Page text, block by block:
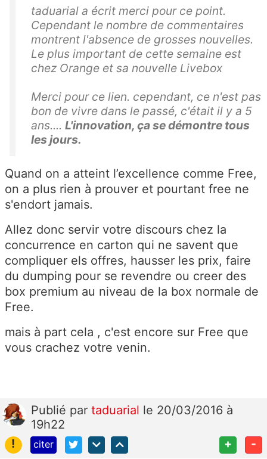
taduarial a écrit merci pour ce point.
Cependant le nombre de commentaires
montrent l'absence de grosses nouvelles.
Le plus important de cette semaine est
chez Orange et sa nouvelle Livebox
Merci pour ce lien. cependant, ce n'est pas
bon de vivre dans le passé, c'était il y a 5
ans.... L'innovation, ça se démontre tous
les jours.
Quand on a atteint l’excellence comme Free,
on a plus rien à prouver et pourtant free ne
s'endort jamais.
Allez donc servir votre discours chez la
concurrence en carton qui ne savent que
compliquer els offres, hausser les prix, faire
du dumping pour se revendre ou creer des
box premium au niveau de la box normale de
Free.
mais à part cela , c'est encore sur Free que
vous crachez votre venin.
Publié par taduarial le 20/03/2016 à
19h22
!
citer + -